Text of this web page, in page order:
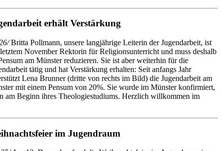
erhält Verstärkung
Britta Pollmann, unsere langjährige Leiterin der Jugendarbeit, ist
November Rektorin für Religionsunterricht und muss deshalb
am Münster reduzieren. Sie ist aber weiterhin für die
tätig und hat Verstärkung erhalten: Seit anfangs Jahr
Lena Brunner (dritte von rechts im Bild) die Jugendarbeit am
mit einem Pensum von 20%. Sie wurde im Münster konfirmiert,
am Beginn ihres Theologiestudiums. Herzlich willkommen im
im Jugendraum